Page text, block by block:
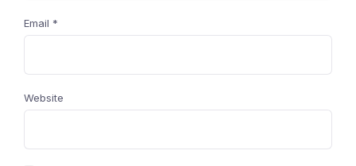
Email *
Website